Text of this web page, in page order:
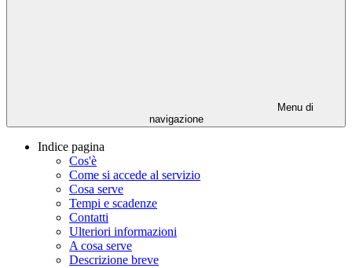
Menu di
navigazione
Indice pagina
Cos'è
Come si accede al servizio
Cosa serve
Tempi e scadenze
Contatti
Ulteriori informazioni
A cosa serve
Descrizione breve